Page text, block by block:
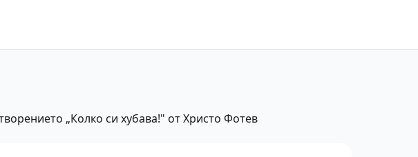
„Колко си хубава!" от Христо Фотев